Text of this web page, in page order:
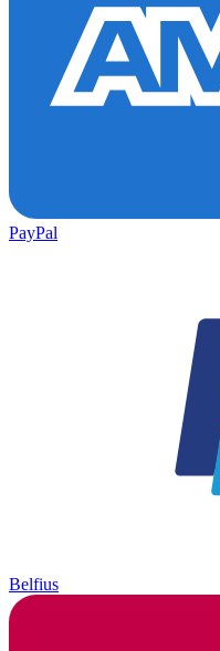
PayPal
Belfius